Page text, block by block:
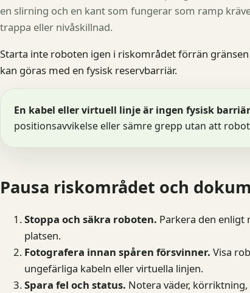
en slirning och en kant som fungerar som ramp
trappa eller nivåskillnad.
Starta inte roboten igen i riskområdet förrän
kan göras med en fysisk reservbarriär.
En kabel eller virtuell linje är ingen fysisk
positionsavvikelse eller sämre grepp utan att
Pausa riskområdet och
Stoppa och säkra roboten. Parkera den
platsen.
Fotografera innan spåren försvinner. Visa
ungefärliga kabeln eller virtuella linjen.
Spara fel och status. Notera väder,